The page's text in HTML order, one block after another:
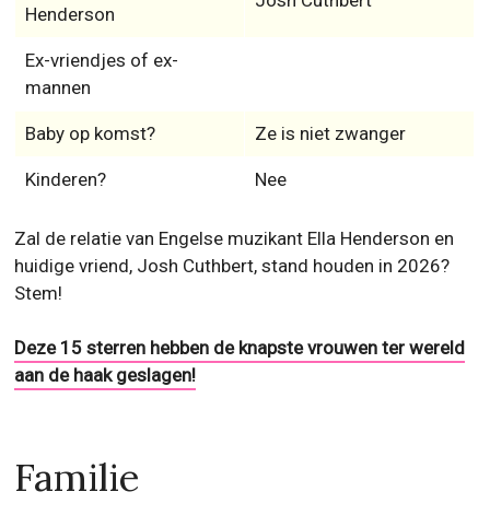
Henderson
Ex-vriendjes of ex-
mannen
Baby op komst? Ze is niet zwanger
Kinderen? Nee
Zal de relatie van Engelse muzikant Ella Henderson en
huidige vriend, Josh Cuthbert, stand houden in 2026?
Stem!
Deze 15 sterren hebben de knapste vrouwen ter wereld
aan de haak geslagen!
Familie